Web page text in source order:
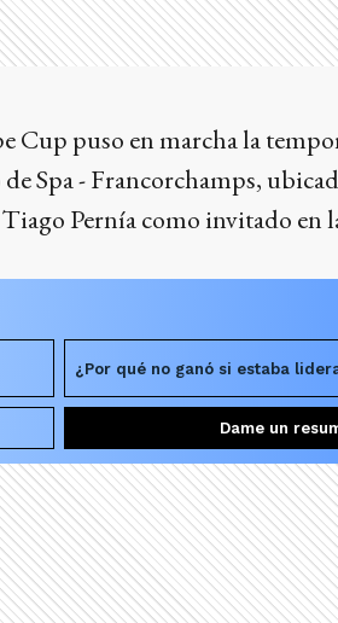
Cup puso en marcha la
Spa - Francorchamps,
Pernía como invitado en
¿Por qué no ganó si estaba
Dame un